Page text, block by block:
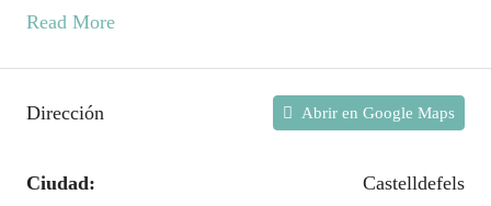
Read More
Dirección Abrir en Google Maps
Ciudad: Castelldefels